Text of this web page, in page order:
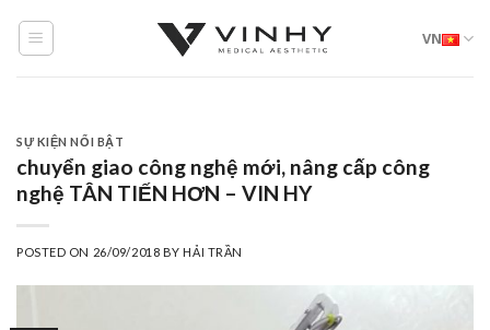
VN
SỰ KIỆN NỔI BẬT
chuyển giao công nghệ mới, nâng cấp công
nghệ TÂN TIẾN HƠN – VIN HY
POSTED ON 26/09/2018 BYHẢI TRẦN